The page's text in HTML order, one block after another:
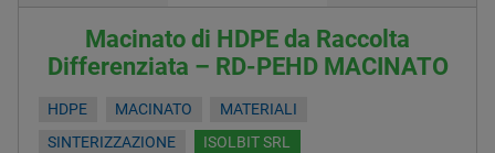
Macinato di HDPE da Raccolta
Differenziata – RD-PEHD MACINATO
HDPE MACINATO
MATERIALI
SINTERIZZAZIONE
ISOLBIT SRL